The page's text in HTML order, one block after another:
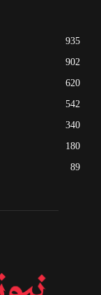
935
902
620
542
340
180
89